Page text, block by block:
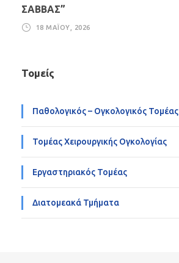
ΣΑΒΒΑΣ”
18 ΜΑΪ́ΟΥ, 2026
Τομείς
Παθολογικός – Ογκολογικός Τομέας
Τομέας Χειρουργικής Ογκολογίας
Εργαστηριακός Τομέας
Διατομεακά Τμήματα